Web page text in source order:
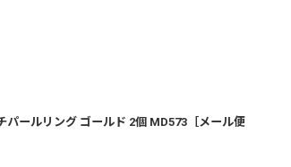
パールリング ゴールド 2個 MD573［メール便